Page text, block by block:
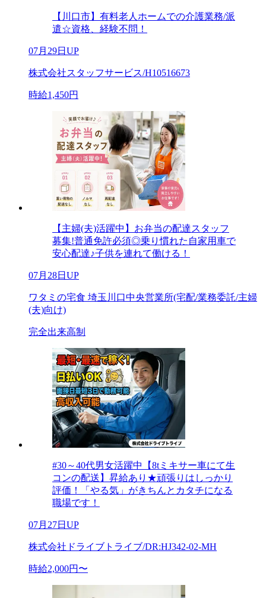
【川口市】有料老人ホームでの介護業務/派
遣☆資格、経験不問！
07月29日UP
株式会社スタッフサービス/H10516673
時給1,450円
【主婦(夫)活躍中】お弁当の配達スタッフ
募集!普通免許必須◎乗り慣れた自家用車で
安心配達♪子供を連れて働ける！
07月28日UP
ワタミの宅食 埼玉川口中央営業所(宅配/業務委託/主婦
(夫)向け)
完全出来高制
#30～40代男女活躍中【8tミキサー車にて生
コンの配送】昇給あり★頑張りはしっかり
評価！「やる気」がきちんとカタチになる
職場です！
07月27日UP
株式会社ドライブトライブ/DR:HJ342-02-MH
時給2,000円〜